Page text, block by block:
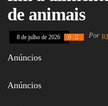
de animais
8 de julho de 2026 0 Por
Anúncios
Anúncios